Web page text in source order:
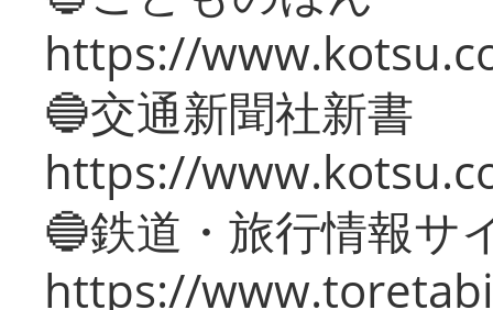
https://
🔵交通新聞社新書
https://
🔵鉄道・旅行情報サ
https://